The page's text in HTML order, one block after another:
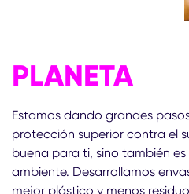
PLANETA
Estamos dando grandes
protección superior contra el
buena para ti, sino también
ambiente. Desarrollamos
mejor plástico y menos